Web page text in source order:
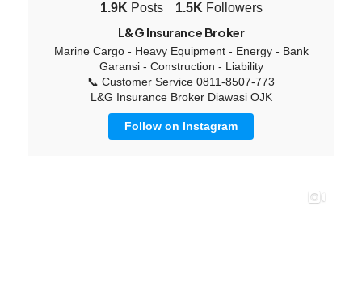
1.9K Posts 1.5K Followers
L&G Insurance Broker
Marine Cargo - Heavy Equipment - Energy - Bank
Garansi - Construction - Liability
📞 Customer Service 0811-8507-773
L&G Insurance Broker Diawasi OJK
Follow on Instagram